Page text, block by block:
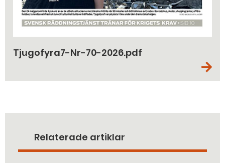
Tjugofyra7-Nr-70-2026.pdf
Relaterade artiklar